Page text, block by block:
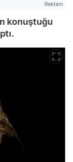
Reklam
konuştuğu